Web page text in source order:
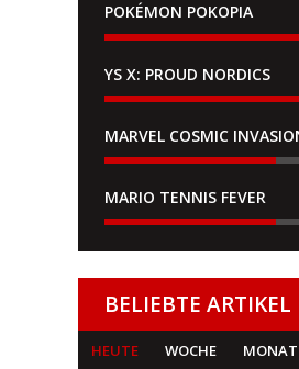
POKÉMON POKOPIA
YS X: PROUD NORDICS
MARVEL COSMIC
MARIO TENNIS FEVER
BELIEBTE ARTIKEL
HEUTE WOCHE MONAT